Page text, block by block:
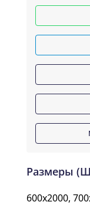
Размеры
600x2000,